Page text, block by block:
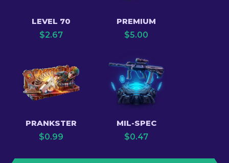
LEVEL 70
$2.67
PREMIUM
$5.00
PRANKSTER
$0.99
MIL-SPEC
$0.47